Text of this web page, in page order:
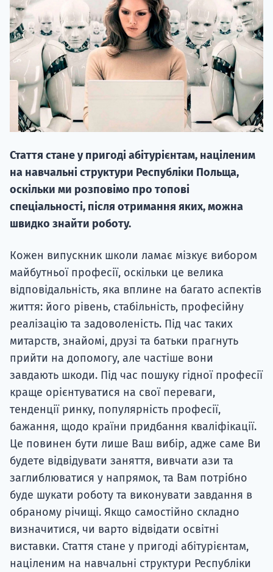
Стаття стане у пригоді абітурієнтам, націленим
на навчальні структури Республіки Польща,
оскільки ми розповімо про топові
спеціальності, після отримання яких, можна
швидко знайти роботу.
Кожен випускник школи ламає мізкує вибором
майбутньої професії, оскільки це велика
відповідальність, яка вплине на багато аспектів
життя: його рівень, стабільність, професійну
реалізацію та задоволеність. Під час таких
митарств, знайомі, друзі та батьки прагнуть
прийти на допомогу, але частіше вони
завдають шкоди. Під час пошуку гідної професії
краще орієнтуватися на свої переваги,
тенденції ринку, популярність професії,
бажання, щодо країни придбання кваліфікації.
Це повинен бути лише Ваш вибір, адже саме Ви
будете відвідувати заняття, вивчати ази та
заглиблюватися у напрямок, та Вам потрібно
буде шукати роботу та виконувати завдання в
обраному річищі. Якщо самостійно складно
визначитися, чи варто відвідати освітні
виставки. Стаття стане у пригоді абітурієнтам,
націленим на навчальні структури Республіки
20.09
"Навчання
НАБІР